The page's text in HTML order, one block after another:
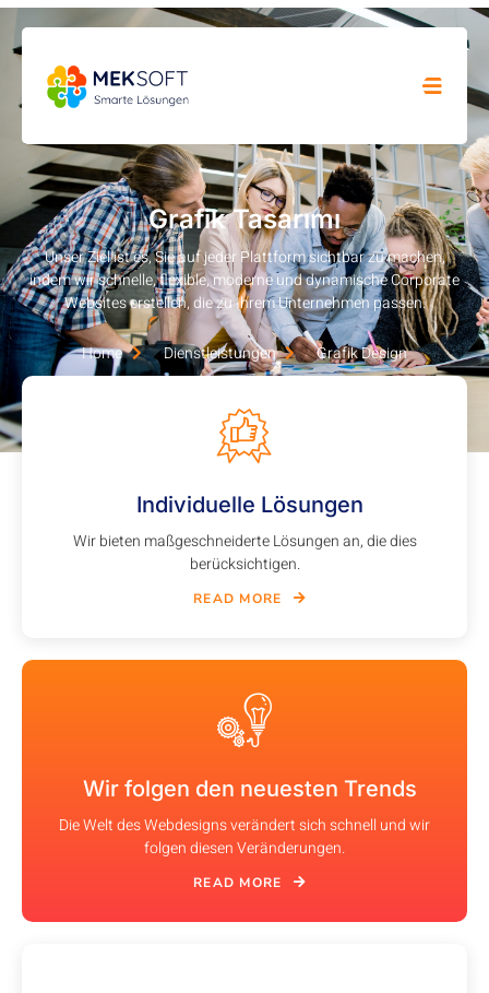
Grafik Tasarımı
Unser Ziel ist es, Sie auf jeder Plattform sichtbar zu machen,
indem wir schnelle, flexible, moderne und dynamische Corporate
Websites erstellen, die zu Ihrem Unternehmen passen.
Home Dienstleistungen Grafik Design
Individuelle Lösungen
Wir bieten maßgeschneiderte Lösungen an, die dies
berücksichtigen.
READ MORE
Wir folgen den neuesten Trends
Die Welt des Webdesigns verändert sich schnell und wir
folgen diesen Veränderungen.
READ MORE